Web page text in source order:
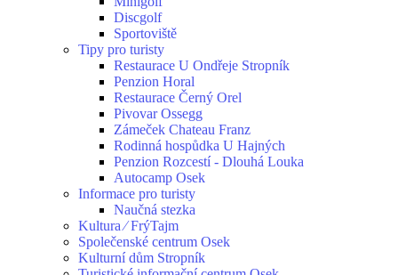
Discgolf
Sportoviště
Tipy pro turisty
Restaurace U Ondřeje Stropník
Penzion Horal
Restaurace Černý Orel
Pivovar Ossegg
Zámeček Chateau Franz
Rodinná hospůdka U Hajných
Penzion Rozcestí - Dlouhá Louka
Autocamp Osek
Informace pro turisty
Naučná stezka
Kultura ⁄ FrýTajm
Společenské centrum Osek
Kulturní dům Stropník